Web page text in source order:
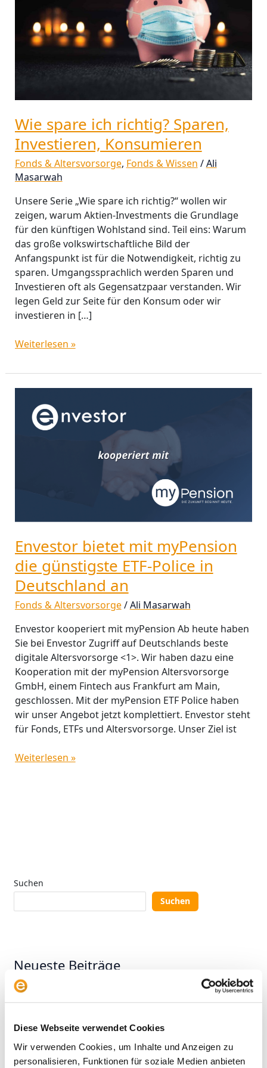
Diese Webseite verwendet Cookies
Wir verwenden Cookies, um Inhalte und Anzeigen zu
personalisieren, Funktionen für soziale Medien anbieten
Wie spare ich richtig? Sparen,
Investieren, Konsumieren
Fonds & Altersvorsorge, Fonds & Wissen /Ali
Masarwah
Unsere Serie „Wie spare ich richtig?“ wollen wir
zeigen, warum Aktien-Investments die Grundlage
für den künftigen Wohlstand sind. Teil eins: Warum
das große volkswirtschaftliche Bild der
Anfangspunkt ist für die Notwendigkeit, richtig zu
sparen. Umgangssprachlich werden Sparen und
Investieren oft als Gegensatzpaar verstanden. Wir
legen Geld zur Seite für den Konsum oder wir
investieren in […]
Sparen,
Investieren,
Konsumieren
Weiterlesen »
Envestor bietet mit myPension
die günstigste ETF-Police in
Deutschland an
Fonds & Altersvorsorge/Ali Masarwah
Envestor kooperiert mit myPension Ab heute haben
Sie bei Envestor Zugriff auf Deutschlands beste
digitale Altersvorsorge <1>. Wir haben dazu eine
Kooperation mit der myPension Altersvorsorge
GmbH, einem Fintech aus Frankfurt am Main,
geschlossen. Mit der myPension ETF Police haben
wir unser Angebot jetzt komplettiert. Envestor steht
für Fonds, ETFs und Altersvorsorge. Unser Ziel ist
bietet
Deutschland
Weiterlesen »
Suchen
Suchen
Neueste Beiträge
KI-Aktien: Wie umgehen mit der Herausforderung aus
China?
Wer gewinnt? Vier Anlegertypen und das
Altersvorsorgedepot